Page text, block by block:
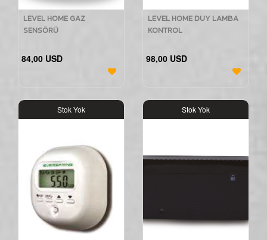
LEVEL HOME GAZ
SENSÖRÜ
84,00 USD
LEVEL HOME DUY LAMBA
KONTROL
98,00 USD
Stok Yok Stok Yok